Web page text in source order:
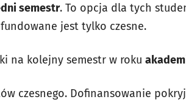
semestr. To opcja dla tych
jest tylko czesne.
na kolejny semestr w roku
czesnego. Dofinansowanie